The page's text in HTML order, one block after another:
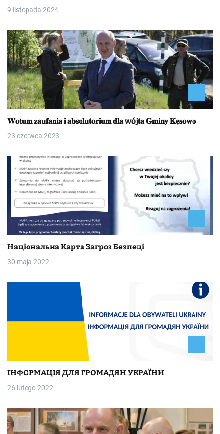
9 listopada 2024
𝐖𝐨𝐭𝐮𝐦 𝐳𝐚𝐮𝐟𝐚𝐧𝐢𝐚 𝐢 𝐚𝐛𝐬𝐨𝐥𝐮𝐭𝐨𝐫𝐢𝐮𝐦 𝐝𝐥𝐚 wó𝐣𝐭𝐚 𝐆𝐦𝐢𝐧𝐲 𝐊𝐞̨𝐬𝐨𝐰𝐨
23 czerwca 2023
Національна Kapтa Загроз Безпеці
30 maja 2022
ІНФОРМАЦІЯ ДЛЯ ГРОМАДЯН УКРАЇНИ
26 lutego 2022